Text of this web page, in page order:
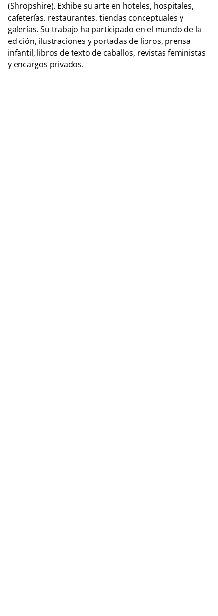
(Shropshire). Exhibe su arte en hoteles, hospitales,
cafeterías, restaurantes, tiendas conceptuales y
galerías. Su trabajo ha participado en el mundo de la
edición, ilustraciones y portadas de libros, prensa
infantil, libros de texto de caballos, revistas feministas
y encargos privados.